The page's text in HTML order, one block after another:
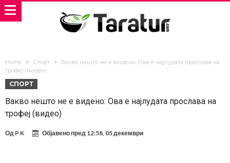
Home Спорт
Вакво нешто не е видено: Ова е најлудата прослава на
трофеј (видео)
СПОРТ
Вакво нешто не е видено: Ова е најлудата прослава на
трофеј (видео)
Од P K Објавено пред 12:58, 05 декември